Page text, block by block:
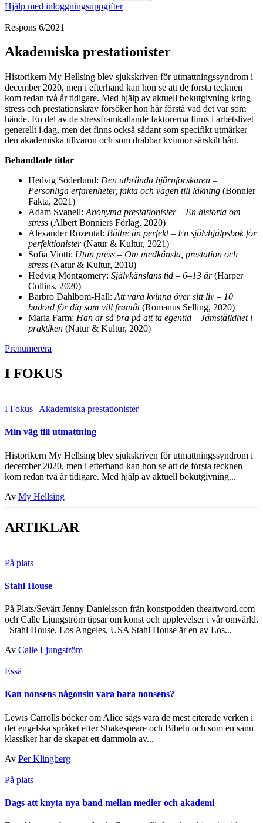
Hjälp med inloggningsuppgifter
Respons 6/2021
Akademiska prestationister
Historikern My Hellsing blev sjukskriven för utmattningssyndrom i
december 2020, men i efterhand kan hon se att de första tecknen
kom redan två år tidigare. Med hjälp av aktuell bokutgivning kring
stress och prestationskrav försöker hon här förstå vad det var som
hände. En del av de stressframkallande faktorerna finns i arbetslivet
generellt i dag, men det finns också sådant som specifikt utmärker
den akademiska tillvaron och som drabbar kvinnor särskilt hårt.
Behandlade titlar
Hedvig Söderlund: Den utbrända hjärnforskaren –
Personliga erfarenheter, fakta och vägen till läkning (Bonnier
Fakta, 2021)
Adam Svanell: Anonyma prestationister – En historia om
stress (Albert Bonniers Förlag, 2020)
Alexander Rozental: Bättre än perfekt – En självhjälpsbok för
perfektionister(Natur & Kultur, 2021)
Sofia Viotti: Utan press – Om medkänsla, prestation och
stress (Natur & Kultur, 2018)
Hedvig Montgomery: Självkänslans tid – 6–13 år(Harper
Collins, 2020)
Barbro Dahlbom-Hall: Att vara kvinna över sitt liv – 10
budord för dig som vill framåt(Romanus Selling, 2020)
Maria Farm: Han är så bra på att ta egentid – Jämställdhet i
praktiken (Natur & Kultur, 2020)
Prenumerera
I FOKUS
I Fokus | Akademiska prestationister
Min väg till utmattning
Historikern My Hellsing blev sjukskriven för utmattningssyndrom i
december 2020, men i efterhand kan hon se att de första tecknen
kom redan två år tidigare. Med hjälp av aktuell bokutgivning...
Av My Hellsing
ARTIKLAR
På plats
Stahl House
På Plats/Sevärt Jenny Danielsson från konstpodden theartword.com
och Calle Ljungström tipsar om konst och upplevelser i vår omvärld.
Stahl House, Los Angeles, USA Stahl House är en av Los...
Av Calle Ljungström
Essä
Kan nonsens någonsin vara bara nonsens?
Lewis Carrolls böcker om Alice sägs vara de mest citerade verken i
det engelska språket efter Shakespeare och Bibeln och som en sann
klassiker har de skapat ett dammoln av...
Av Per Klingberg
På plats
Dags att knyta nya band mellan medier och akademi